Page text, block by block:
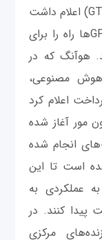
در چین (GTC) اعلام داشت
که پیشرفت‌های انجام شده در حوزه GPUها راه را برای
هوآنگ که در
هوش مصنوعی،
اعلام کرد
مور آغاز شده
انجام شده
است تا این
عملکردی به
پیدا کنند. در
مرکزی